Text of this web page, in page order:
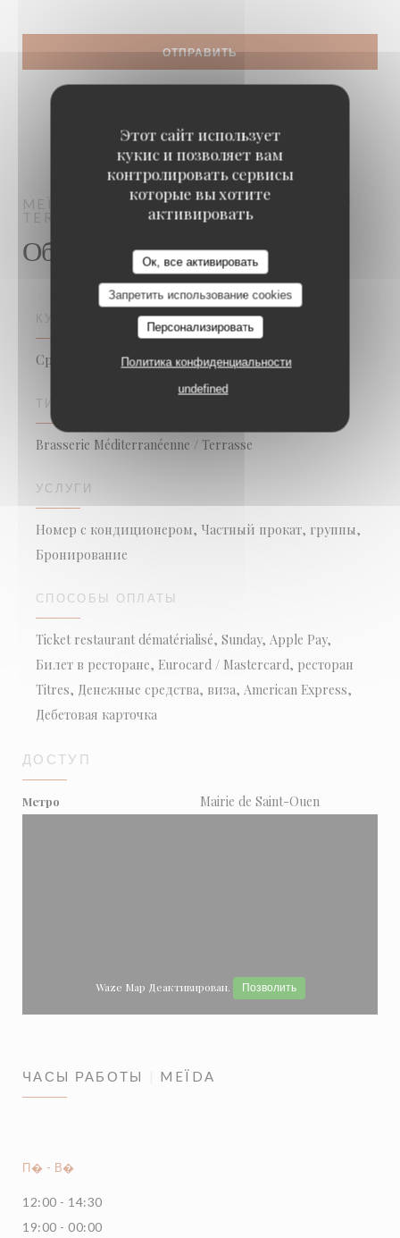
Этот сайт использует
кукис и позволяет вам
контролировать сервисы
которые вы хотите
активировать
Ок, все активировать
Запретить использование cookies
Персонализировать
Политика конфиденциальности
undefined
MEÏDA
BRASSERIE MÉDITERRANÉENNE /
TERRASSE
SAINT-OUEN-SUR-SEINE
Общая информация
КУХНЯ
Средиземное море, Французский
ТИП ЗАВЕДЕНИЯ
Brasserie Méditerranéenne / Terrasse
УСЛУГИ
Номер с кондиционером, Частный прокат, группы,
Бронирование
СПОСОБЫ ОПЛАТЫ
Ticket restaurant dématérialisé, Sunday, Apple Pay,
Билет в ресторане, Eurocard / Mastercard, ресторан
Titres, Денежные средства, виза, American Express,
Дебетовая карточка
ДОСТУП
Метро Mairie de Saint-Ouen
Waze Map Деактивирован. Позволить
ЧАСЫ РАБОТЫ MEÏDA
П� - В�
12:00 - 14:30
19:00 - 00:00